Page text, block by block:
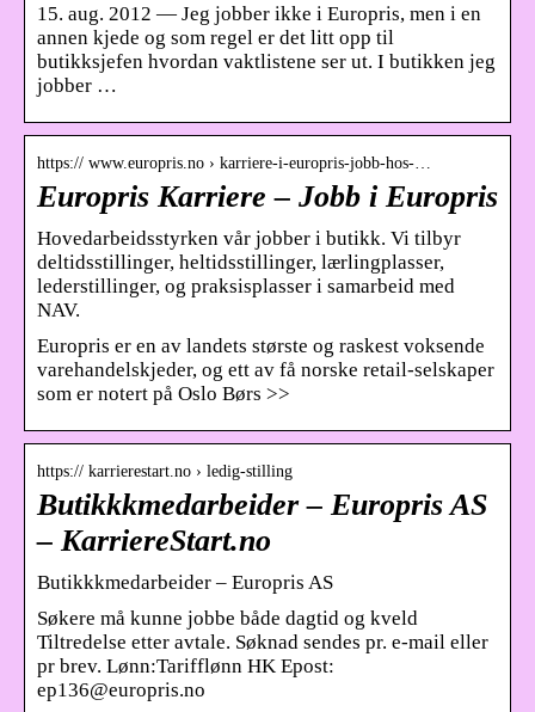
15. aug. 2012 — Jeg jobber ikke i Europris, men i en
annen kjede og som regel er det litt opp til
butikksjefen hvordan vaktlistene ser ut. I butikken jeg
jobber …
https:// www.europris.no › karriere-i-europris-jobb-hos-…
Europris Karriere – Jobb i Europris
Hovedarbeidsstyrken vår jobber i butikk. Vi tilbyr
deltidsstillinger, heltidsstillinger, lærlingplasser,
lederstillinger, og praksisplasser i samarbeid med
NAV.
Europris er en av landets største og raskest voksende
varehandelskjeder, og ett av få norske retail-selskaper
som er notert på Oslo Børs >>
https:// karrierestart.no › ledig-stilling
Butikkkmedarbeider – Europris AS
– KarriereStart.no
Butikkkmedarbeider – Europris AS
Søkere må kunne jobbe både dagtid og kveld
Tiltredelse etter avtale. Søknad sendes pr. e-mail eller
pr brev. Lønn:Tarifflønn HK Epost:
ep136@europris.no